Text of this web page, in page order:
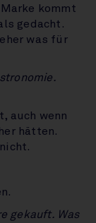
Marke kommt
gedacht.
was für
auch wenn
hätten.
gekauft. Was